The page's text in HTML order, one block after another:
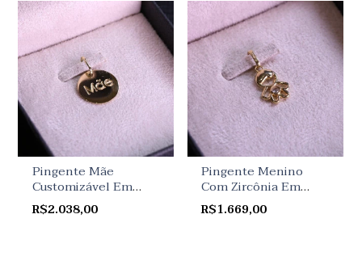
Pingente Mãe
Customizável Em
Ouro Amarelo
R$2.038,00
Pingente Menino
Com Zircônia Em
Ouro Amarelo
R$1.669,00